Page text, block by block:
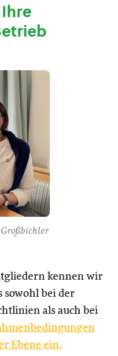
kennen wir
sowohl bei der
als auch bei
Ebene ein.